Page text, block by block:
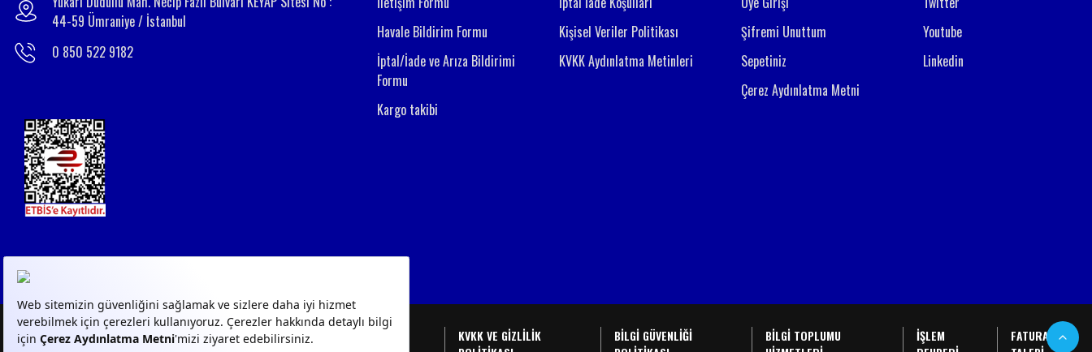
44-59 Ümraniye / İstanbul
0 850 522 9182
Havale Bildirim Formu
İptal/İade ve Arıza Bildirimi
Formu
Kargo takibi
Kişisel Veriler Politikası
KVKK Aydınlatma Metinleri
Şifremi Unuttum
Sepetiniz
Çerez Aydınlatma Metni
Youtube
Linkedin
© 2023GPN- Tüm Hakları
KVKK AYDINLATMA
KVKK BAŞVURU
KVKK VE GİZLİLİK
BİLGİ GÜVENLİĞİ
BİLGİ TOPLUMU
İŞLEM
FATURA